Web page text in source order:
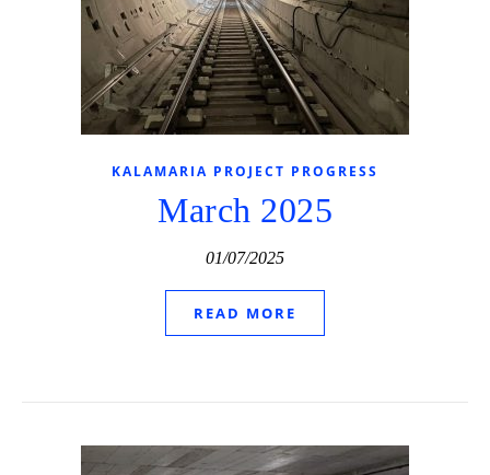
KALAMARIA PROJECT PROGRESS
March 2025
01/07/2025
READ MORE